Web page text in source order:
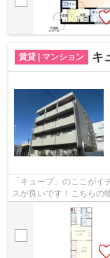
賃貸 | マンション キ
「キューブ」のここが
スが良いです！こちらの
ができる物件です！Y’ｓ